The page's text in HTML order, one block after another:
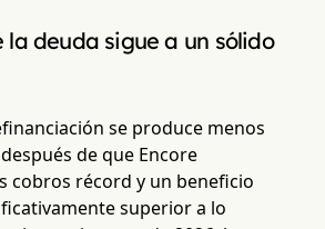
la deuda sigue a un sólido
se produce menos
de que Encore
cobros récord y un beneficio
superior a lo